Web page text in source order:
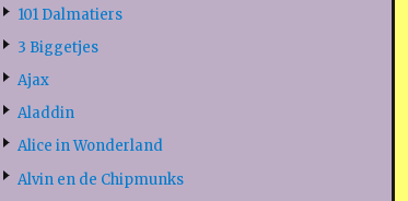
101 Dalmatiers
3 Biggetjes
Ajax
Aladdin
Alice in Wonderland
Alvin en de Chipmunks